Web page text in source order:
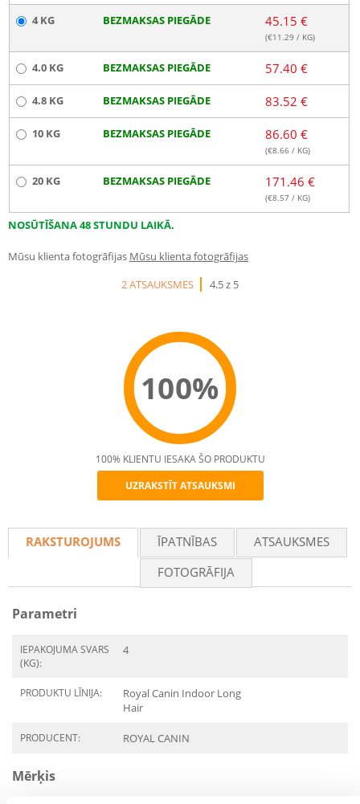
4 KG BEZMAKSAS PIEGĀDE 45.15 €
(€11.29 / KG)
4.0 KG BEZMAKSAS PIEGĀDE 57.40 €
4.8 KG BEZMAKSAS PIEGĀDE 83.52 €
10 KG BEZMAKSAS PIEGĀDE 86.60 €
(€8.66 / KG)
20 KG BEZMAKSAS PIEGĀDE 171.46 €
(€8.57 / KG)
NOSŪTĪŠANA 48 STUNDU LAIKĀ.
Mūsu klienta fotogrāfijas Mūsu klienta fotogrāfijas
2 ATSAUKSMES
4.5 z 5
100%
Recommend
100% KLIENTU IESAKA ŠO PRODUKTU
UZRAKSTĪT ATSAUKSMI
RAKSTUROJUMS ĪPATNĪBAS
ATSAUKSMES
FOTOGRĀFIJA
Parametri
IEPAKOJUMA SVARS
(KG):
4
PRODUKTU LĪNIJA:
Royal Canin Indoor Long
Hair
PRODUCENT: ROYAL CANIN
Mērķis